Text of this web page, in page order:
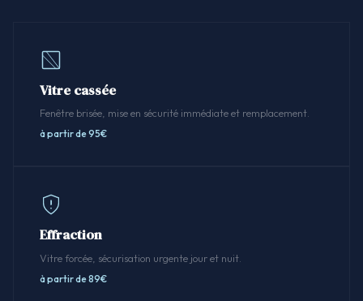
Vitre cassée
Fenêtre brisée, mise en sécurité immédiate et remplacement.
à partir de 95€
Effraction
Vitre forcée, sécurisation urgente jour et nuit.
à partir de 89€